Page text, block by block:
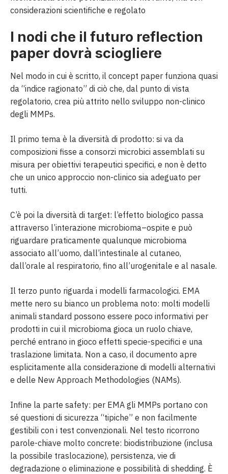
considerazioni scientifiche e regolato
I nodi che il futuro reflection
paper dovrà sciogliere
Nel modo in cui è scritto, il concept paper funziona quasi
da “indice ragionato” di ciò che, dal punto di vista
regolatorio, crea più attrito nello sviluppo non-clinico
degli MMPs.
Il primo tema è la diversità di prodotto: si va da
composizioni fisse a consorzi microbici assemblati su
misura per obiettivi terapeutici specifici, e non è detto
che un unico approccio non-clinico sia adeguato per
tutti.
C’è poi la diversità di target: l’effetto biologico passa
attraverso l’interazione microbioma–ospite e può
riguardare praticamente qualunque microbioma
associato all’uomo, dall’intestinale al cutaneo,
dall’orale al respiratorio, fino all’urogenitale e al nasale.
Il terzo punto riguarda i modelli farmacologici. EMA
mette nero su bianco un problema noto: molti modelli
animali standard possono essere poco informativi per
prodotti in cui il microbioma gioca un ruolo chiave,
perché entrano in gioco effetti specie-specifici e una
traslazione limitata. Non a caso, il documento apre
esplicitamente alla considerazione di modelli alternativi
e delle New Approach Methodologies (NAMs).
Infine la parte safety: per EMA gli MMPs portano con
sé questioni di sicurezza “tipiche” e non facilmente
gestibili con i test convenzionali. Nel testo ricorrono
parole-chiave molto concrete: biodistribuzione (inclusa
la possibile traslocazione), persistenza, vie di
degradazione o eliminazione e possibilità di shedding. È